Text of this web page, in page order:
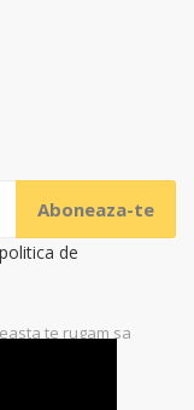
de
te rugam sa